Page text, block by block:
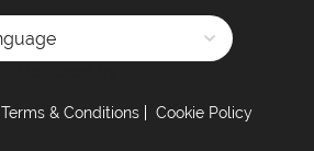
Terms & Conditions Cookie Policy